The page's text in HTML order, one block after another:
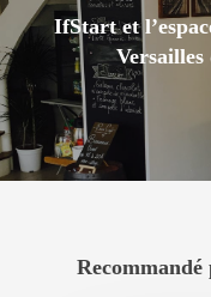
IfStart et
Recommandé